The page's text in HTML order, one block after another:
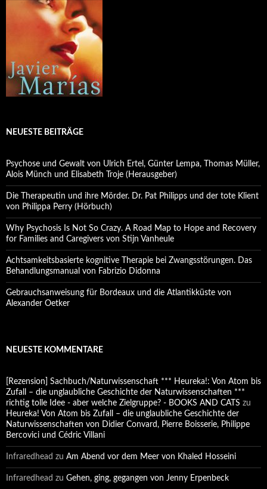
NEUESTE BEITRÄGE
Psychose und Gewalt von Ulrich Ertel, Günter Lempa, Thomas Müller,
Alois Münch und Elisabeth Troje (Herausgeber)
Die Therapeutin und ihre Mörder. Dr. Pat Philipps und der tote Klient
von Philippa Perry (Hörbuch)
Why Psychosis Is Not So Crazy. A Road Map to Hope and Recovery
for Families and Caregivers von Stijn Vanheule
Achtsamkeitsbasierte kognitive Therapie bei Zwangsstörungen. Das
Behandlungsmanual von Fabrizio Didonna
Gebrauchsanweisung für Bordeaux und die Atlantikküste von
Alexander Oetker
NEUESTE KOMMENTARE
[Rezension] Sachbuch/Naturwissenschaft *** Heureka!: Von Atom bis
Zufall – die unglaubliche Geschichte der Naturwissenschaften ***
richtig tolle Idee - aber welche Zielgruppe? - BOOKS AND CATS zu
Heureka! Von Atom bis Zufall – die unglaubliche Geschichte der
Naturwissenschaften von Didier Convard, Pierre Boisserie, Philippe
Bercovici und Cédric Villani
Infraredhead zu Am Abend vor dem Meer von Khaled Hosseini
Infraredhead zu Gehen, ging, gegangen von Jenny Erpenbeck